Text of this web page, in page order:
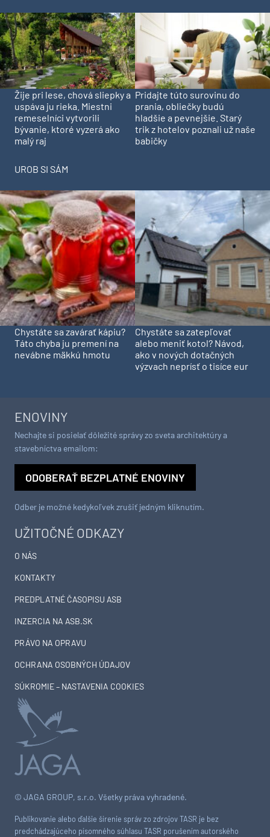
Žije pri lese, chová sliepky a
uspáva ju rieka. Miestni
remeselníci vytvorili
bývanie, ktoré vyzerá ako
malý raj
Pridajte túto surovinu do
prania, obliečky budú
hladšie a pevnejšie. Starý
trik z hotelov poznali už naše
babičky
UROB SI SÁM
Chystáte sa zavárať kápiu?
Táto chyba ju premení na
nevábne mäkkú hmotu
Chystáte sa zatepľovať
alebo meniť kotol? Návod,
ako v nových dotačných
výzvach neprísť o tisíce eur
© JAGA GROUP, s.r.o. Všetky práva vyhradené.
Publikovanie alebo ďalšie šírenie správ zo zdrojov TASR je bez
predchádzajúceho písomného súhlasu TASR porušením autorského
UŽITOČNÉ ODKAZY
O NÁS
KONTAKTY
PREDPLATNÉ ČASOPISU ASB
INZERCIA NA ASB.SK
PRÁVO NA OPRAVU
OCHRANA OSOBNÝCH ÚDAJOV
SÚKROMIE – NASTAVENIA COOKIES
ENOVINY
Nechajte si posielať dôležité správy zo sveta architektúry a
stavebníctva emailom:
ODOBERAŤ BEZPLATNÉ ENOVINY
Odber je možné kedykoľvek zrušiť jedným kliknutím.